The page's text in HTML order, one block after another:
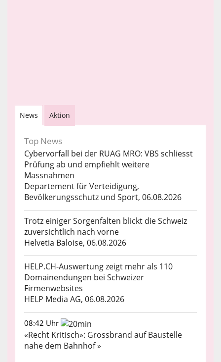
News Aktion
Top News
Cybervorfall bei der RUAG MRO: VBS schliesst
Prüfung ab und empfiehlt weitere
Massnahmen
Departement für Verteidigung,
Bevölkerungsschutz und Sport, 06.08.2026
Trotz einiger Sorgenfalten blickt die Schweiz
zuversichtlich nach vorne
Helvetia Baloise, 06.08.2026
HELP.CH-Auswertung zeigt mehr als 110
Domainendungen bei Schweizer
Firmenwebsites
HELP Media AG, 06.08.2026
08:42 Uhr
«Recht Kritisch»: Grossbrand auf Baustelle
nahe dem Bahnhof »